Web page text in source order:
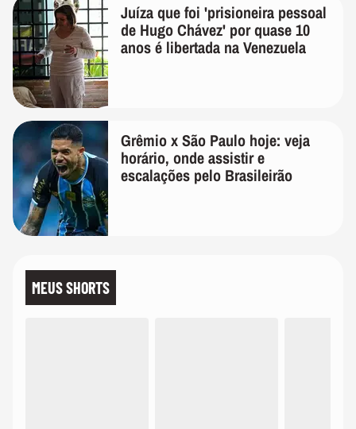
Juíza que foi 'prisioneira pessoal
de Hugo Chávez' por quase 10
anos é libertada na Venezuela
Grêmio x São Paulo hoje: veja
horário, onde assistir e
escalações pelo Brasileirão
MEUS SHORTS